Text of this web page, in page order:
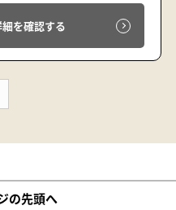
を確認する
の先頭へ